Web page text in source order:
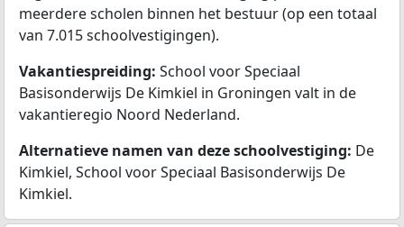
meerdere scholen binnen het bestuur (op een totaal
van 7.015 schoolvestigingen).
Vakantiespreiding: School voor Speciaal
Basisonderwijs De Kimkiel in Groningen valt in de
vakantieregio Noord Nederland.
Alternatieve namen van deze schoolvestiging: De
Kimkiel, School voor Speciaal Basisonderwijs De
Kimkiel.